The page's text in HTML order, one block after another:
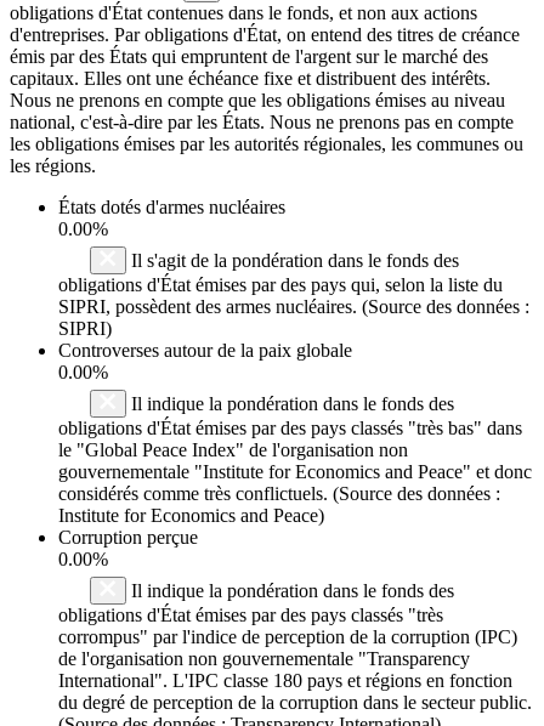
obligations d'État contenues dans le fonds, et non aux actions
d'entreprises. Par obligations d'État, on entend des titres de créance
émis par des États qui empruntent de l'argent sur le marché des
capitaux. Elles ont une échéance fixe et distribuent des intérêts.
Nous ne prenons en compte que les obligations émises au niveau
national, c'est-à-dire par les États. Nous ne prenons pas en compte
les obligations émises par les autorités régionales, les communes ou
les régions.
États dotés d'armes nucléaires
0.00%
Il s'agit de la pondération dans le fonds des
obligations d'État émises par des pays qui, selon la liste du
SIPRI, possèdent des armes nucléaires. (Source des données :
SIPRI)
Controverses autour de la paix globale
0.00%
Il indique la pondération dans le fonds des
obligations d'État émises par des pays classés "très bas" dans
le "Global Peace Index" de l'organisation non
gouvernementale "Institute for Economics and Peace" et donc
considérés comme très conflictuels. (Source des données :
Institute for Economics and Peace)
Corruption perçue
0.00%
Il indique la pondération dans le fonds des
obligations d'État émises par des pays classés "très
corrompus" par l'indice de perception de la corruption (IPC)
de l'organisation non gouvernementale "Transparency
International". L'IPC classe 180 pays et régions en fonction
du degré de perception de la corruption dans le secteur public.